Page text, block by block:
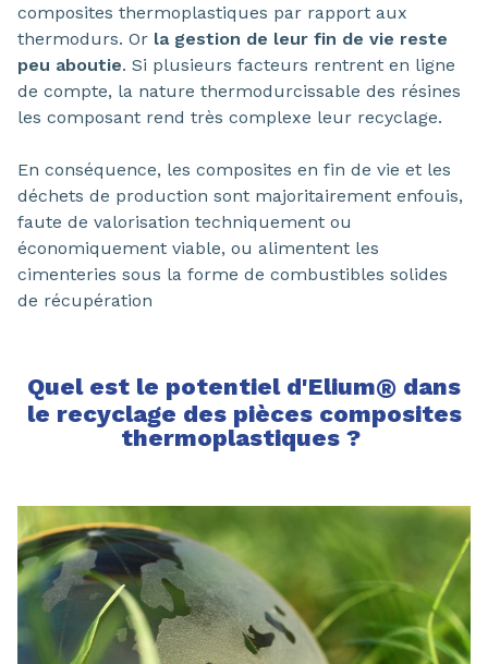
composites thermoplastiques par rapport aux
thermodurs. Or la gestion de leur fin de vie reste
peu aboutie. Si plusieurs facteurs rentrent en ligne
de compte, la nature thermodurcissable des résines
les composant rend très complexe leur recyclage.
En conséquence, les composites en fin de vie et les
déchets de production sont majoritairement enfouis,
faute de valorisation techniquement ou
économiquement viable, ou alimentent les
cimenteries sous la forme de combustibles solides
de récupération
Quel est le potentiel d'Elium® dans
le recyclage des pièces composites
thermoplastiques ?